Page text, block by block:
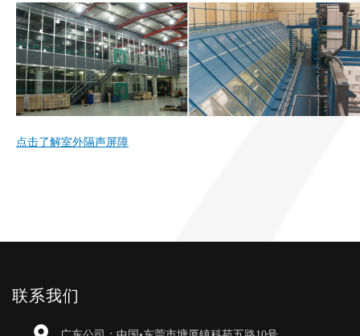
点击了解室外隔声屏障
联系我们